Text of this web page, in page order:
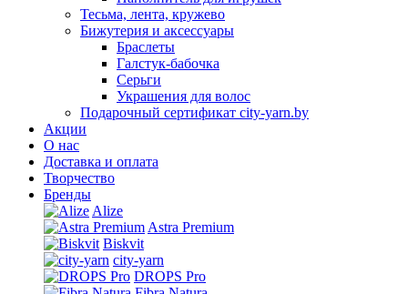
Тесьма, лента, кружево
Бижутерия и аксессуары
Браслеты
Галстук-бабочка
Серьги
Украшения для волос
Подарочный сертификат city-yarn.by
Акции
О нас
Доставка и оплата
Творчество
Бренды
Alize
Astra Premium
Biskvit
city-yarn
DROPS Pro